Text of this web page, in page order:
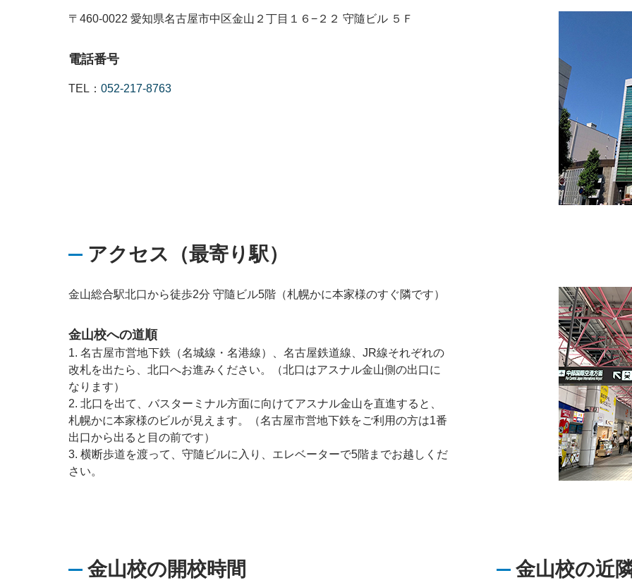
〒460-0022 愛知県名古屋市中区金山２丁目１６−２２ 守隨ビル ５Ｆ
電話番号
TEL： 052-217-8763
アクセス（最寄り駅）
金山総合駅北口から徒歩2分 守隨ビル5階（札幌かに本家様のすぐ隣です）
金山校への道順
1. 名古屋市営地下鉄（名城線・名港線）、名古屋鉄道線、JR線それぞれの
改札を出たら、北口へお進みください。（北口はアスナル金山側の出口に
なります）
2. 北口を出て、バスターミナル方面に向けてアスナル金山を直進すると、
札幌かに本家様のビルが見えます。（名古屋市営地下鉄をご利用の方は1番
出口から出ると目の前です）
3. 横断歩道を渡って、守隨ビルに入り、エレベーターで5階までお越しくだ
さい。
金山校の開校時間 金山校の近